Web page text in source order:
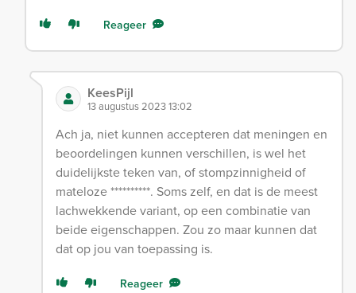
Reageer
KeesPijl
13 augustus 2023 13:02
Ach ja, niet kunnen accepteren dat meningen en
beoordelingen kunnen verschillen, is wel het
duidelijkste teken van, of stompzinnigheid of
mateloze **********. Soms zelf, en dat is de meest
lachwekkende variant, op een combinatie van
beide eigenschappen. Zou zo maar kunnen dat
dat op jou van toepassing is.
Reageer